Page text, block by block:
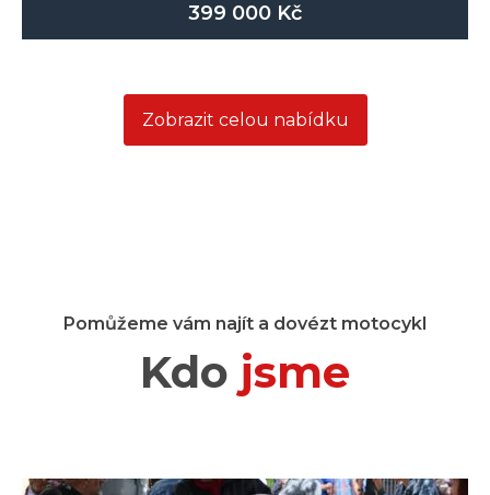
399 000 Kč
Zobrazit celou nabídku
Pomůžeme vám najít a dovézt motocykl
Kdo jsme